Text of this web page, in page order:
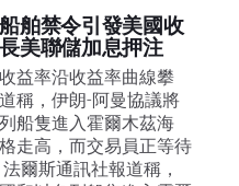
舶禁令引發美國收
美聯儲加息押注
益率沿收益率曲線攀
稱，伊朗-阿曼協議將
船隻進入霍爾木茲海
走高，而交易員正等待
爾斯通訊社報道稱，